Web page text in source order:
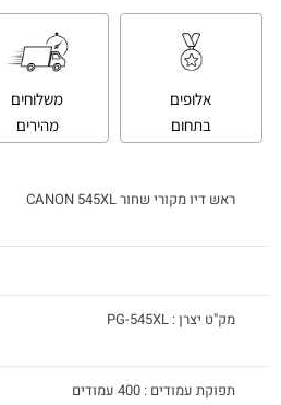
אלופים
בתחום
משלוחים
מהירים
ראש דיו מקורי שחור CANON 545XL
מק"ט יצרן : PG-545XL
תפוקת עמודים : 400 עמודים